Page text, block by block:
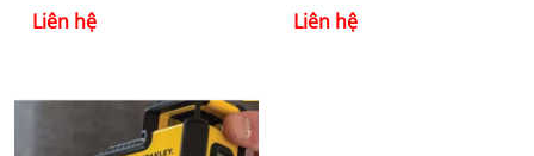
Liên hệ
Liên hệ